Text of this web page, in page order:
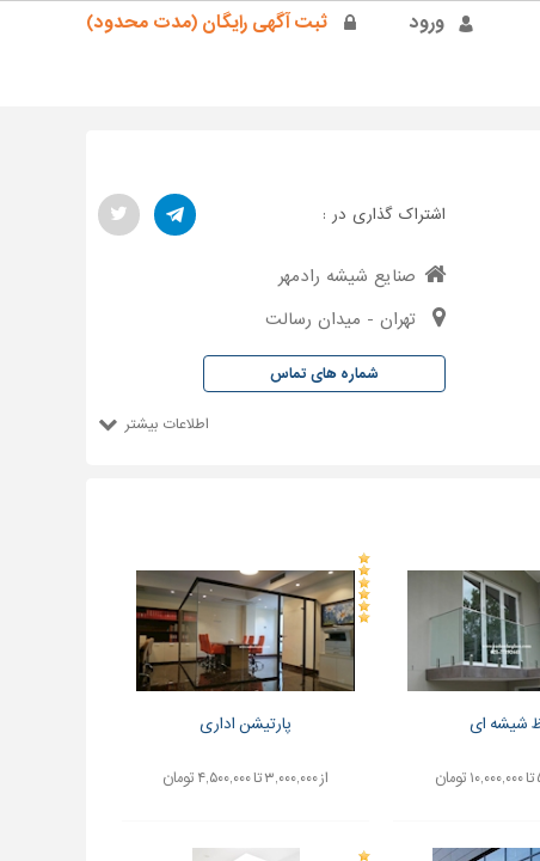
ورود ثبت آگهی رایگان (مدت محدود)
اشتراک گذاری در :
صنایع شیشه رادمهر
تهران - میدان رسالت
شماره های تماس
اطلاعات بیشتر
شیشه ای پارتیشن اداری
از ۳,۰۰۰,۰۰۰ تا ۴,۵۰۰,۰۰۰ تومان